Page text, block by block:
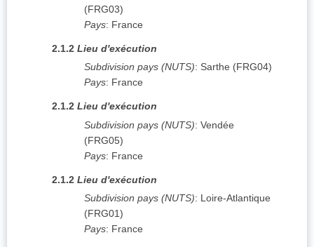
(FRG03)
Pays: France
2.1.2 Lieu d'exécution
Subdivision pays (NUTS): Sarthe (FRG04)
Pays: France
2.1.2 Lieu d'exécution
Subdivision pays (NUTS): Vendée
(FRG05)
Pays: France
2.1.2 Lieu d'exécution
Subdivision pays (NUTS): Loire-Atlantique
(FRG01)
Pays: France